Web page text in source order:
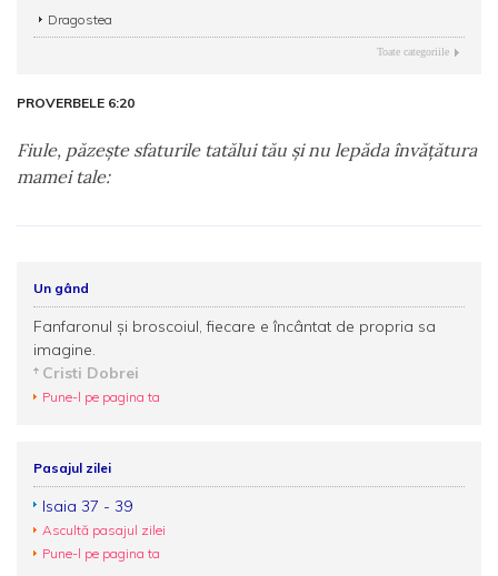
Dragostea
Toate categoriile
PROVERBELE 6:20
Fiule, păzeşte sfaturile tatălui tău şi nu lepăda învăţătura
mamei tale:
Un gând
Fanfaronul şi broscoiul, fiecare e încântat de propria sa
imagine.
Cristi Dobrei
Pune-l pe pagina ta
Pasajul zilei
Isaia 37 - 39
Ascultă pasajul zilei
Pune-l pe pagina ta